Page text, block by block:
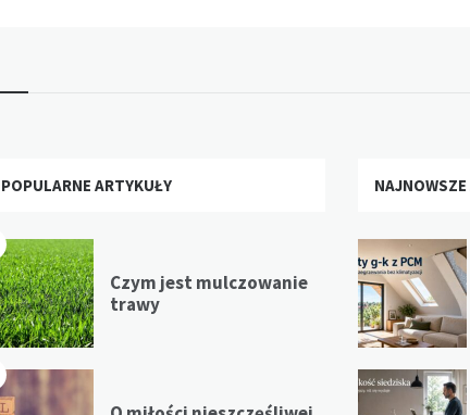
Widgets
POPULARNE ARTYKUŁY
Czym jest mulczowanie
trawy